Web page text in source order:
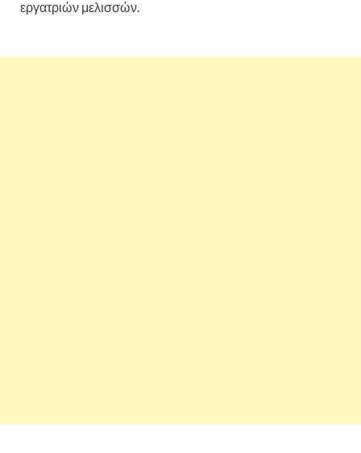
εργατριών μελισσών.